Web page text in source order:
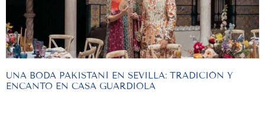
UNA BODA PAKISTANÍ EN SEVILLA: TRADICIÓN Y
ENCANTO EN CASA GUARDIOLA